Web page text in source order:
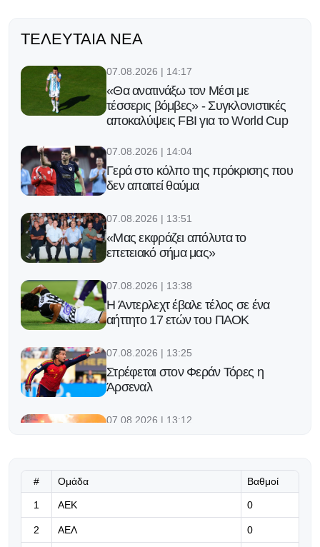
ΤΕΛΕΥΤΑΊΑ ΝΈΑ
07.08.2026 | 14:17
«Θα ανατινάξω τον Μέσι με
τέσσερις βόμβες» - Συγκλονιστικές
αποκαλύψεις FBI για το World Cup
07.08.2026 | 14:04
Γερά στο κόλπο της πρόκρισης που
δεν απαιτεί θαύμα
07.08.2026 | 13:51
«Μας εκφράζει απόλυτα το
επετειακό σήμα μας»
07.08.2026 | 13:38
Η Άντερλεχτ έβαλε τέλος σε ένα
αήττητο 17 ετών του ΠΑΟΚ
07.08.2026 | 13:25
Στρέφεται στον Φεράν Τόρες η
Άρσεναλ
07.08.2026 | 13:12
Η Μπαρσελόνα πιέζει για Άλβαρες
και Ρόδρι (pic)
# Ομάδα Βαθμοί
1 ΑΕΚ 0
2 ΑΕΛ 0